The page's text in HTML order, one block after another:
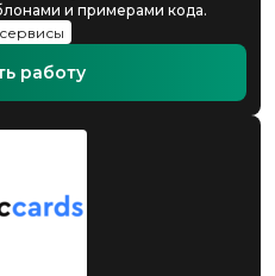
и примерами кода.
работу